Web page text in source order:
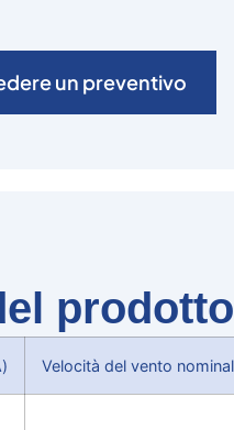
un preventivo
prodotto
Velocità del vento